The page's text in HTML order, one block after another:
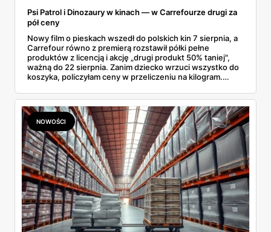
Psi Patrol i Dinozaury w kinach — w Carrefourze drugi za
pół ceny
Nowy film o pieskach wszedł do polskich kin 7 sierpnia, a
Carrefour równo z premierą rozstawił półki pełne
produktów z licencją i akcję „drugi produkt 50% taniej",
ważną do 22 sierpnia. Zanim dziecko wrzuci wszystko do
koszyka, policzyłam ceny w przeliczeniu na kilogram.
prawie 140 zł za kilogram, ale lody do mrożenia i rurki
waflowe bronią się nawet bez rabatu.
NOWOŚCI